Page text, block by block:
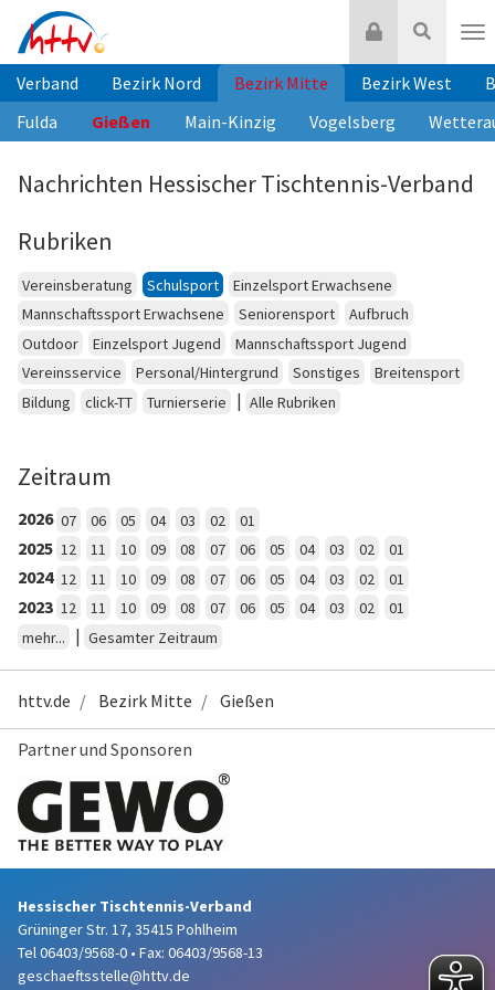
Inhalt
springen
Suche
Login
Verband Bezirk Nord Bezirk Mitte Bezirk West
Fulda
Gießen Main-Kinzig Vogelsberg
Nachrichten Hessischer Tischtennis-Verband
Rubriken
Vereinsberatung Schulsport
Einzelsport Erwachsene
Mannschaftssport Erwachsene
Seniorensport
Aufbruch
Outdoor
Einzelsport Jugend
Mannschaftssport Jugend
Vereinsservice
Personal/Hintergrund Sonstiges
Breitensport
Bildung
click-TT Turnierserie | Alle Rubriken
Zeitraum
2026 07 06 05 04 03 02 01
2025 12 11 10 09 08 07 06 05 04 03 02 01
2024 12 11 10 09 08 07 06 05 04 03 02 01
2023 12 11 10 09 08 07 06 05 04 03 02
01
mehr...
| Gesamter Zeitraum
httv.de Bezirk Mitte Gießen
Partner und Sponsoren
Hessischer Tischtennis-Verband
Grüninger Str. 17, 35415 Pohlheim
Tel 06403/9568-0 • Fax: 06403/9568-13
geschaeftsstelle@httv.de